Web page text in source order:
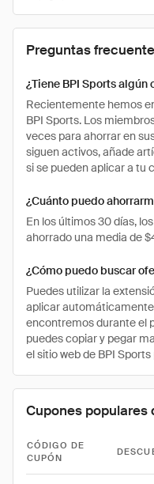
Preguntas
¿Tiene BPI Sports
Recientemente hemos
BPI Sports. Los
veces para ahorrar en
siguen activos, añade
si se pueden aplicar a tu
¿Cuánto puedo
En los últimos 30 días,
ahorrado una media de
¿Cómo puedo buscar
Puedes utilizar la
aplicar
encontremos durante el
puedes copiar y pegar
el sitio web de BPI
Cupones populares
CÓDIGO DE
CUPÓN